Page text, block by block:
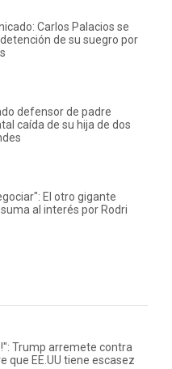
Carlos Palacios se
de su suegro por
defensor de padre
caída de su hija de dos
El otro gigante
al interés por Rodri
Trump arremete contra
que EE.UU tiene escasez